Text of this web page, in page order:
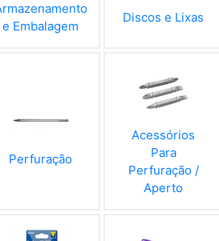
e Embalagem
Discos e Lixas
Perfuração
Acessórios
Para
Perfuração /
Aperto